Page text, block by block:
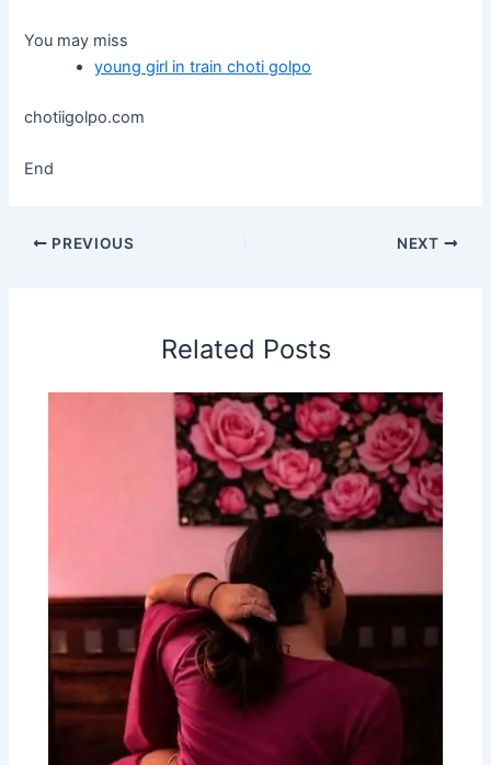
You may miss
young girl in train choti golpo
chotiigolpo.com
End
PREVIOUS NEXT
Related Posts